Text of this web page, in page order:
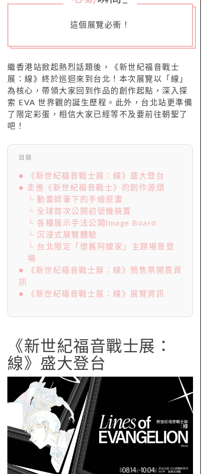
這個展覽必衝！
繼香港站掀起熱烈話題後，《新世紀福音戰士
展：線》終於巡迴來到台北！本次展覽以「線」
為核心，帶領大家回到作品的創作起點，深入探
索 EVA 世界觀的誕生歷程。此外，台北站更準備
了限定彩蛋，相信大家已經等不及要前往朝聖了
吧！
目錄
● 《新世紀福音戰士展：線》盛大登台
● 走進《新世紀福音戰士》的創作源頭
└ 動畫師筆下的手繪原畫
└ 全球首次公開初號機裝置
└ 各種展示手法公開Image Board
└ 沉浸式展覽體驗
└ 台北限定「懷舊阿嬤家」主題場景登
場
● 《新世紀福音戰士展：線》預售票開賣資
訊
● 《新世紀福音戰士展：線》展覽資訊
《新世紀福音戰士展：
線》盛大登台